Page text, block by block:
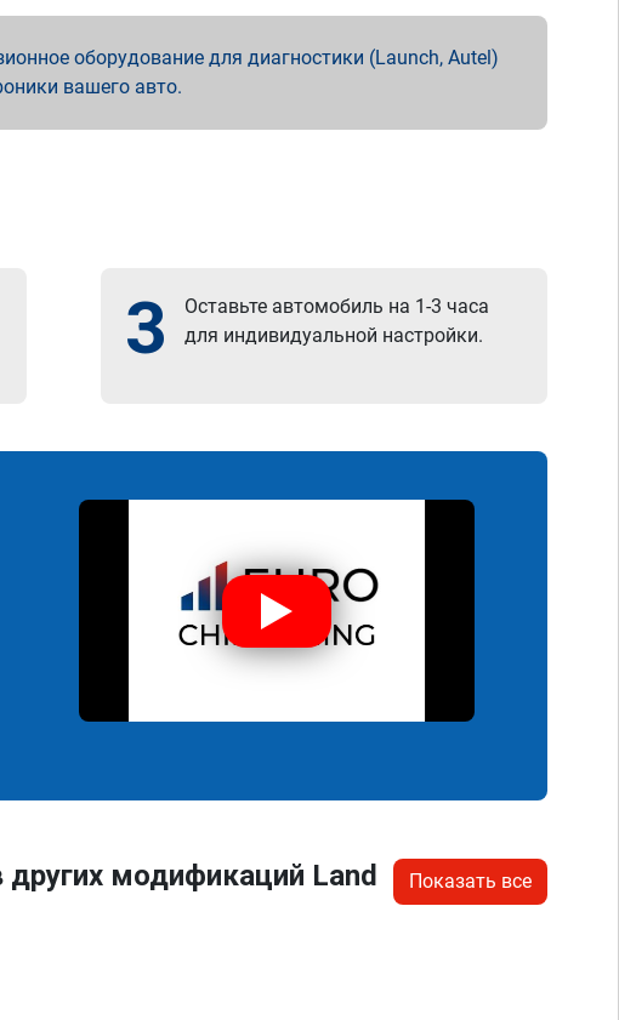
оборудование для диагностики (Launch, Autel)
вашего авто.
3
Оставьте автомобиль на 1-3 часа
для индивидуальной настройки.
модификаций Land
Показать все